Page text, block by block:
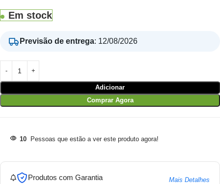
Em stock
Previsão de entrega: 12/08/2026
Adicionar
Comprar Agora
10 Pessoas que estão a ver este produto agora!
Produtos com Garantia Mais Detalhes